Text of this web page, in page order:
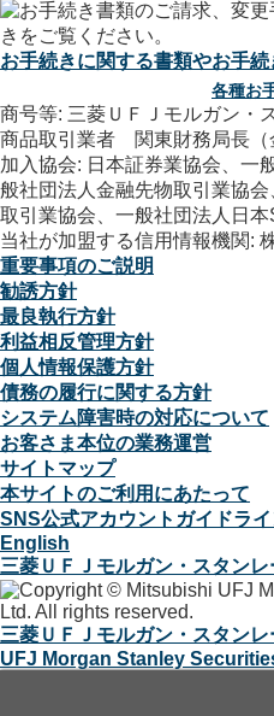
お手続きに関する書類やお手
各種お
商号等: 三菱ＵＦＪモルガン
商品取引業者 関東財務局長（
加入協会: 日本証券業協会、一
般社団法人金融先物取引業協
取引業協会、一般社団法人日本
当社が加盟する信用情報機関:
重要事項のご説明
勧誘方針
最良執行方針
利益相反管理方針
個人情報保護方針
債務の履行に関する方針
システム障害時の対応について
お客さま本位の業務運営
サイトマップ
本サイトのご利用にあたって
SNS公式アカウントガイドラ
English
三菱ＵＦＪモルガン・スタン
三菱ＵＦＪモルガン・スタンレ
UFJ Morgan Stanley